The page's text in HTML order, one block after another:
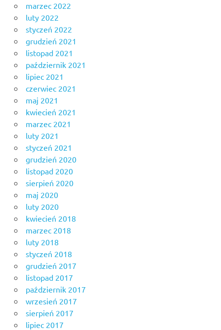
marzec 2022
luty 2022
styczeń 2022
grudzień 2021
listopad 2021
październik 2021
lipiec 2021
czerwiec 2021
maj 2021
kwiecień 2021
marzec 2021
luty 2021
styczeń 2021
grudzień 2020
listopad 2020
sierpień 2020
maj 2020
luty 2020
kwiecień 2018
marzec 2018
luty 2018
styczeń 2018
grudzień 2017
listopad 2017
październik 2017
wrzesień 2017
sierpień 2017
lipiec 2017